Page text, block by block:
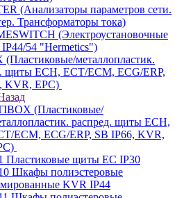
(Анализаторы параметров сети.
Трансформаторы тока)
(Электроустановочные
IP44/54 "Hermetics")
металлопластик.
щиты ECH, ECT/ECM, ECG/ERP,
KVR, EPC)
(Пластиковые/
распред. щиты ECH,
ECM, ECG/ERP, SB IP66, KVR,
Пластиковые щиты EC IP30
Шкафы полиэстеровые
KVR IP44